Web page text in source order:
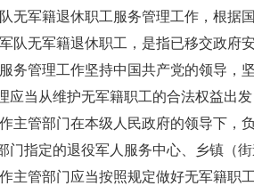
无军籍退休职工服务管理工作，根据
队无军籍退休职工，是指已移交政府
务管理工作坚持中国共产党的领导，
应当从维护无军籍职工的合法权益出
主管部门在本级人民政府的领导下，
门指定的退役军人服务中心、乡镇（
主管部门应当按照规定做好无军籍职